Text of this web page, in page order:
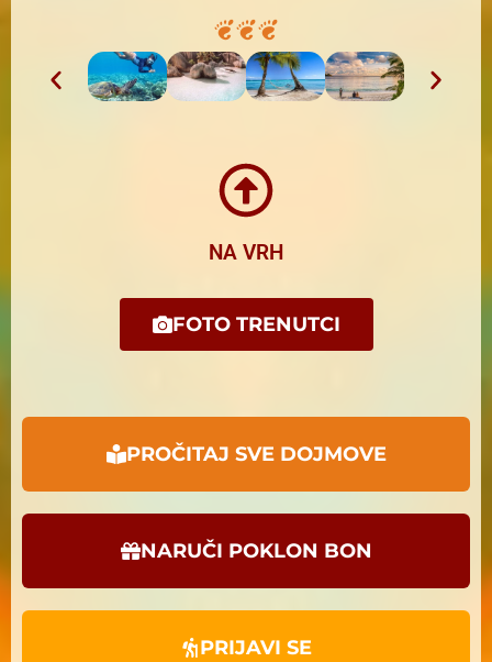
NA VRH
FOTO TRENUTCI
PROČITAJ SVE DOJMOVE
NARUČI POKLON BON
PRIJAVI SE